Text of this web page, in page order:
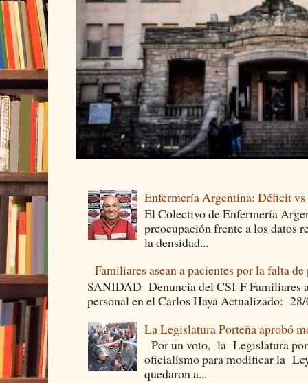
Enfermería Argentina: Déficit
El Colectivo de Enfermería
preocupación frente a los datos
la densidad...
Familiares asean a pacientes por la falta
SANIDAD Denuncia del CSI-F Familiares
personal en el Carlos Haya Actualizado:
La Legislatura Porteña aprobó
Por un voto, la Legislatura
oficialismo para modificar la
quedaron a...